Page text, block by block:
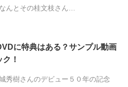
んとその桂文枝さん…
に特典はある？サンプル動画
！
秀樹さんのデビュー５０年の記念